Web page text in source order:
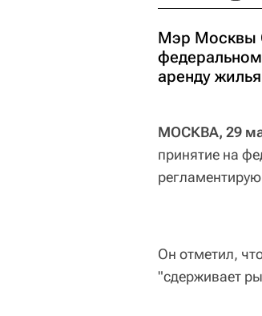
Мэр Москвы
аренду
МОСКВА, 29
принятие на
Он отметил,
"сдерживает